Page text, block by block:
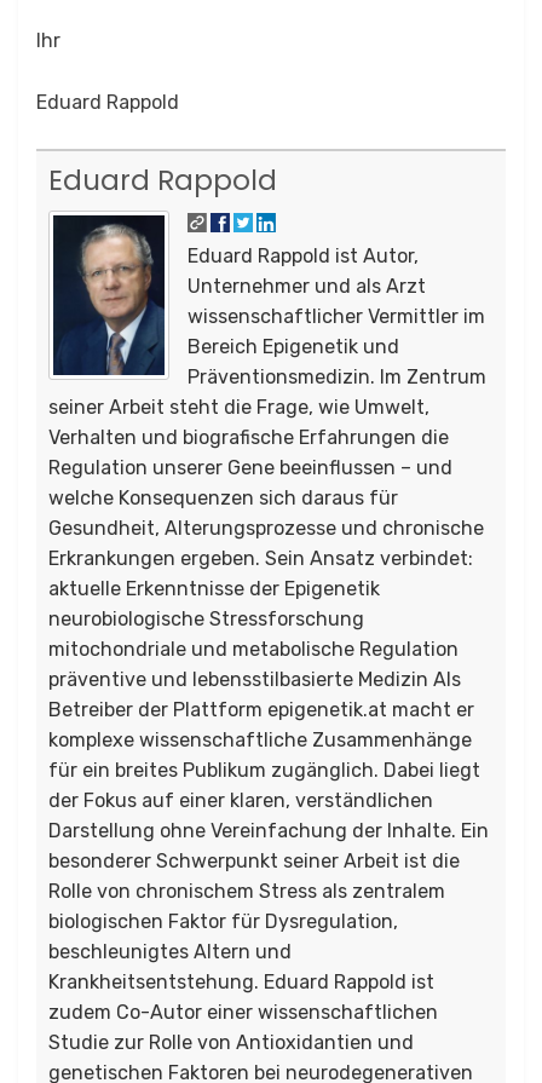
Ihr
Eduard Rappold
Eduard Rappold
Eduard Rappold ist Autor,
Unternehmer und als Arzt
wissenschaftlicher Vermittler im
Bereich Epigenetik und
Präventionsmedizin. Im Zentrum
seiner Arbeit steht die Frage, wie Umwelt,
Verhalten und biografische Erfahrungen die
Regulation unserer Gene beeinflussen – und
welche Konsequenzen sich daraus für
Gesundheit, Alterungsprozesse und chronische
Erkrankungen ergeben. Sein Ansatz verbindet:
aktuelle Erkenntnisse der Epigenetik
neurobiologische Stressforschung
mitochondriale und metabolische Regulation
präventive und lebensstilbasierte Medizin Als
Betreiber der Plattform epigenetik.at macht er
komplexe wissenschaftliche Zusammenhänge
für ein breites Publikum zugänglich. Dabei liegt
der Fokus auf einer klaren, verständlichen
Darstellung ohne Vereinfachung der Inhalte. Ein
besonderer Schwerpunkt seiner Arbeit ist die
Rolle von chronischem Stress als zentralem
biologischen Faktor für Dysregulation,
beschleunigtes Altern und
Krankheitsentstehung. Eduard Rappold ist
zudem Co-Autor einer wissenschaftlichen
Studie zur Rolle von Antioxidantien und
genetischen Faktoren bei neurodegenerativen